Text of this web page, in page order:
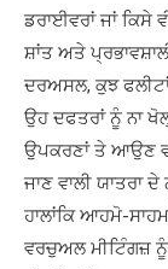
ਡਰਾਈਵਰਾਂ ਜਾਂ
ਸ਼ਾਂਤ ਅਤੇ
ਦਰਅਸਲ, ਕੁਝ
ਉਹ ਦਫਤਰਾਂ ਨੂੰ ਨਾ
ਉਪਕਰਣਾਂ ਤੇ ਆਉਣ
ਜਾਣ ਵਾਲੀ ਯਾਤਰਾ
ਹਾਲਾਂਕਿ ਆਹਮੋ-
ਵਰਚੁਅਲ ਮੀਟਿੰਗਜ਼ ਨੂੰ